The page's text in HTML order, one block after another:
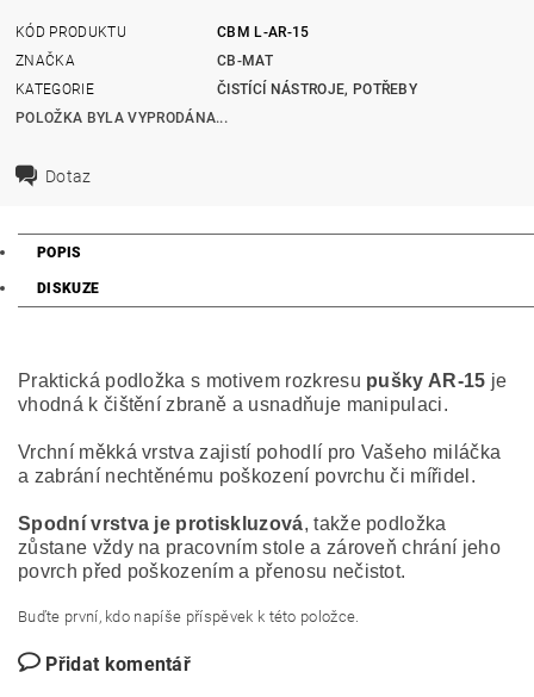
KÓD PRODUKTU
CBM L-AR-15
ZNAČKA
CB-MAT
KATEGORIE
ČISTÍCÍ NÁSTROJE, POTŘEBY
POLOŽKA BYLA VYPRODÁNA...
Dotaz
POPIS
DISKUZE
Praktická podložka s motivem rozkresu pušky AR-15 je
vhodná k čištění zbraně a usnadňuje manipulaci.
Vrchní měkká vrstva zajistí pohodlí pro Vašeho miláčka
a zabrání nechtěnému poškození povrchu či mířidel.
Spodní vrstva je protiskluzová, takže podložka
zůstane vždy na pracovním stole a zároveň chrání jeho
povrch před poškozením a přenosu nečistot.
Buďte první, kdo napíše příspěvek k této položce.
Přidat komentář